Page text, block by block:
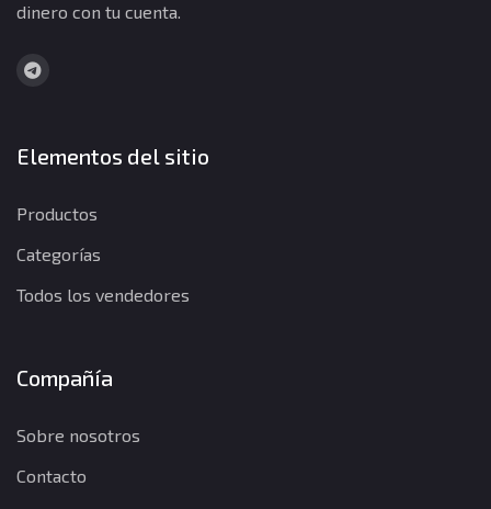
dinero con tu cuenta.
Elementos del sitio
Productos
Categorías
Todos los vendedores
Compañía
Sobre nosotros
Contacto